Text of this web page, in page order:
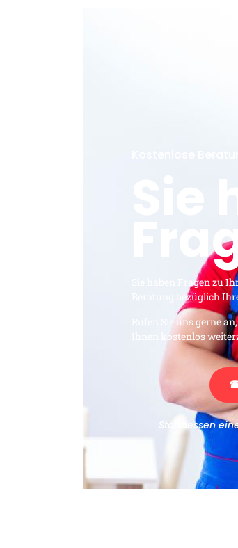
Sie haben Fragen zu
Beratung bezüglich
Rufen Sie uns gerne
Ihnen kostenlos
Stattdessen